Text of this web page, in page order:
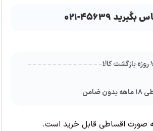
۴۵۶۳۹-۰۲۱
ضامن
به صورت اقساطی قابل خرید است.